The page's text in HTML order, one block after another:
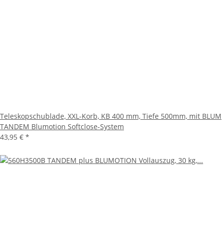
Teleskopschublade, XXL-Korb, KB 400 mm, Tiefe 500mm, mit BLUM
TANDEM Blumotion Softclose-System
43,95 € *